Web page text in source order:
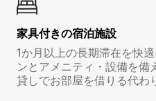
家具付き⁠の宿⁠泊⁠施⁠設
1か月以上の長期滞在を快
ンとアメニティ・設備を備
貸しでお部屋を借りる代わ